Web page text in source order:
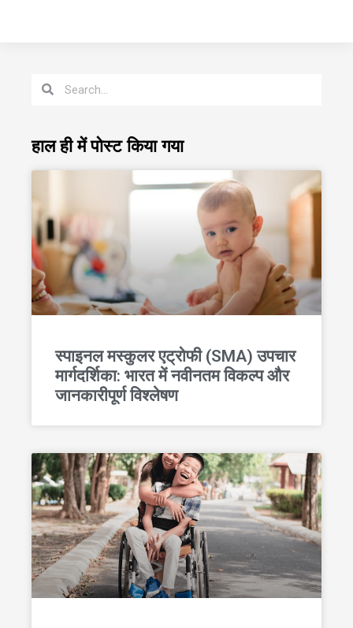
हाल ही में पोस्ट किया गया
स्पाइनल मस्कुलर एट्रोफी (SMA) उपचार
मार्गदर्शिका: भारत में नवीनतम विकल्प और
जानकारीपूर्ण विश्लेषण